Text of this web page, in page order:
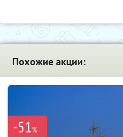
Похожие акции:
-51%